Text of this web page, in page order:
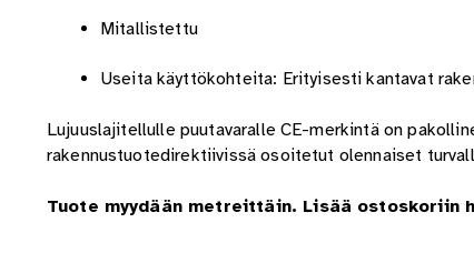
Mitallistettu
Useita käyttökohteita: Erityisesti kantavat
Lujuuslajitellulle puutavaralle CE-merkintä on
rakennustuotedirektiivissä osoitetut olennaiset
Tuote myydään metreittäin. Lisää ostoskoriin